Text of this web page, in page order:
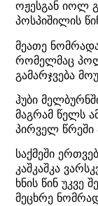
ოჟესგან იოლ
პოსპიშილის
მეათე
რომელმაც
გამარჯვება
ჰუბი
მაგრამ წელს
პირველ წრეში
საქმეში
კაშკაშკა
ხნის წინ უკვე
მეცხრე